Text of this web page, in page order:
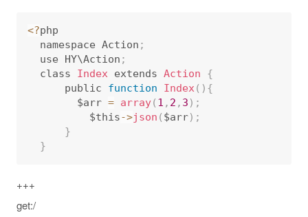
<?php
  namespace Action
;
  use HY\Action
;
  class
Index extends Action
{
      public
function Index( ) {
      	$arr
= array( 1 , 2 , 3 ) ;
          $this
->json ( $arr) ;
}
}
+++
get:/